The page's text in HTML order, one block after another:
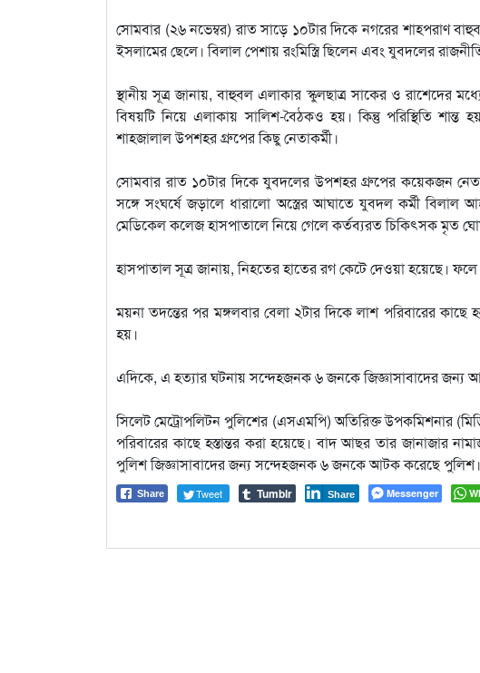
সোমবার (২৬ নভেম্বর) রাত সাড়ে ১০টার দিকে নগরের শাহপরাণ
ইসলামের ছেলে। বিলাল পেশায় রংমিস্ত্রি ছিলেন এবং যুবদলের
স্থানীয় সূত্র জানায়, বাহুবল এলাকার স্কুলছাত্র সাকের ও রাশেদের
বিষয়টি নিয়ে এলাকায় সালিশ-বৈঠকও হয়। কিন্তু পরিস্থিতি
শাহজালাল উপশহর গ্রুপের কিছু নেতাকর্মী।
সোমবার রাত ১০টার দিকে যুবদলের উপশহর গ্রুপের কয়েকজন
সঙ্গে সংঘর্ষে জড়ালে ধারালো অস্ত্রের আঘাতে যুবদল কর্মী
মেডিকেল কলেজ হাসপাতালে নিয়ে গেলে কর্তব্যরত চিকিৎসক মৃত
হাসপাতাল সূত্র জানায়, নিহতের হাতের রগ কেটে দেওয়া হয়েছে।
ময়না তদন্তের পর মঙ্গলবার বেলা ২টার দিকে লাশ পরিবারের কাছে
হয়।
এদিকে, এ হত্যার ঘটনায় সন্দেহজনক ৬ জনকে জিজ্ঞাসাবাদের জন্য
সিলেট মেট্রোপলিটন পুলিশের (এসএমপি) অতিরিক্ত উপকমিশনার
পরিবারের কাছে হস্তান্তর করা হয়েছে। বাদ আছর তার জানাজার
পুলিশ জিজ্ঞাসাবাদের জন্য সন্দেহজনক ৬ জনকে আটক করেছে পুলিশ।
Share Tweet Tumblr Share Messenger